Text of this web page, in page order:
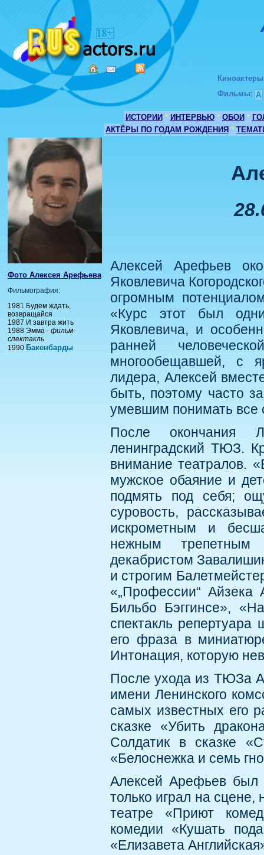
Киноактеры
Фильмы: А
ИСТОРИИ * ИНТЕРВЬЮ * ОБОИ *
АКТЁРЫ ПО ГОДАМ РОЖДЕНИЯ *
Фото Алексея Арефьева
Фильмография:
1981 Будем ждать,
возвращайся
1987 И завтра жить
1988 Эмма - фильм-
спектакль
1990 Бакенбарды
Алексей Арефьев
Яковлевича
огромным
«Курс этот был
Яковлевича, и
ранней
многообещавшей, с
лидера, Алексей
быть, поэтому часто
умевшим понимать все
После окончания
ленинградский ТЮЗ.
внимание театралов.
мужское обаяние и
подмять под себя;
суровость,
искрометным и
нежным
декабристом
и строгим
«„Профессии“
Бильбо Бэггинсе»,
спектакль репертуара
его фраза в
Интонация, которую
После ухода из ТЮЗа
имени Ленинского
самых известных его
сказке «Убить
Солдатик в сказке
«Белоснежка и семь
Алексей Арефьев был
только играл на сцене,
театре «Приют
комедии «Кушать
«Елизавета